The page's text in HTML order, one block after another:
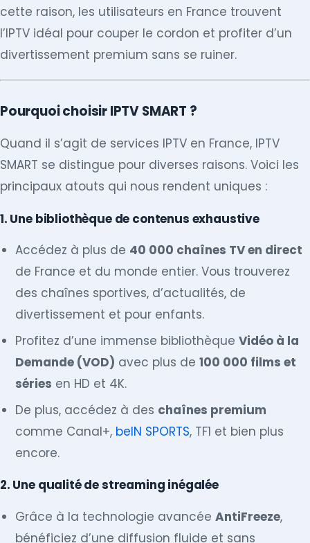
cette raison, les utilisateurs en France trouvent
l’IPTV idéal pour couper le cordon et profiter d’un
divertissement premium sans se ruiner.
Pourquoi choisir IPTV SMART ?
Quand il s’agit de services IPTV en France, IPTV
SMART se distingue pour diverses raisons. Voici les
principaux atouts qui nous rendent uniques :
1. Une bibliothèque de contenus exhaustive
Accédez à plus de 40 000 chaînes TV en direct
de France et du monde entier. Vous trouverez
des chaînes sportives, d’actualités, de
divertissement et pour enfants.
Profitez d’une immense bibliothèqueVidéo à la
Demande (VOD) avec plus de100 000 films et
séries en HD et 4K.
De plus, accédez à des chaînes premium
comme Canal+, beIN SPORTS, TF1 et bien plus
encore.
2. Une qualité de streaming inégalée
Grâce à la technologie avancéeAntiFreeze,
bénéficiez d’une diffusion fluide et sans